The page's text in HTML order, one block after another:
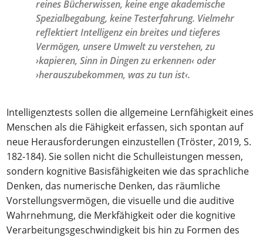
reines Bücherwissen, keine enge akademische
Spezialbegabung, keine Testerfahrung. Vielmehr
reflektiert Intelligenz ein breites und tieferes
Vermögen, unsere Umwelt zu verstehen, zu
›kapieren, Sinn in Dingen zu erkennen‹ oder
›herauszubekommen, was zu tun ist‹.
Intelligenztests sollen die allgemeine Lernfähigkeit eines
Menschen als die Fähigkeit erfassen, sich spontan auf
neue Herausforderungen einzustellen (Tröster, 2019, S.
182-184). Sie sollen nicht die Schulleistungen messen,
sondern kognitive Basisfähigkeiten wie das sprachliche
Denken, das numerische Denken, das räumliche
Vorstellungsvermögen, die visuelle und die auditive
Wahrnehmung, die Merkfähigkeit oder die kognitive
Verarbeitungsgeschwindigkeit bis hin zu Formen des